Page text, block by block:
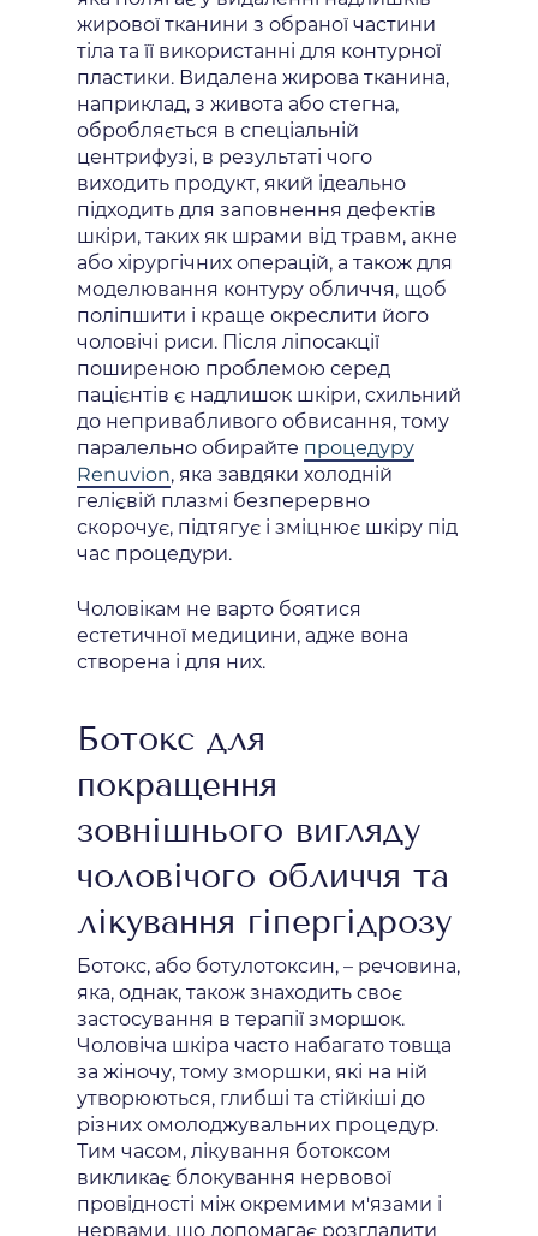
жирової тканини з обраної частини
тіла та її використанні для контурної
пластики. Видалена жирова тканина,
наприклад, з живота або стегна,
обробляється в спеціальній
центрифузі, в результаті чого
виходить продукт, який ідеально
підходить для заповнення дефектів
шкіри, таких як шрами від травм, акне
або хірургічних операцій, а також для
моделювання контуру обличчя, щоб
поліпшити і краще окреслити його
чоловічі риси. Після ліпосакції
поширеною проблемою серед
пацієнтів є надлишок шкіри, схильний
до непривабливого обвисання, тому
паралельно обирайте процедуру
Renuvion, яка завдяки холодній
гелієвій плазмі безперервно
скорочує, підтягує і зміцнює шкіру під
час процедури.
Чоловікам не варто боятися
естетичної медицини, адже вона
створена і для них.
Ботокс для
покращення
зовнішнього вигляду
чоловічого обличчя та
лікування гіпергідрозу
Ботокс, або ботулотоксин, – речовина,
яка, однак, також знаходить своє
застосування в терапії зморшок.
Чоловіча шкіра часто набагато товща
за жіночу, тому зморшки, які на ній
утворюються, глибші та стійкіші до
різних омолоджувальних процедур.
Тим часом, лікування ботоксом
викликає блокування нервової
провідності між окремими м'язами і
нервами, що допомагає розгладити